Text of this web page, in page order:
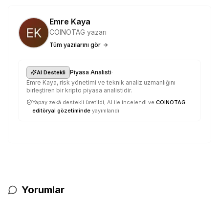
Emre Kaya
COINOTAG yazarı
Tüm yazılarını gör
AI Destekli Piyasa Analisti·
Emre Kaya, risk yönetimi ve teknik analiz uzmanlığını
birleştiren bir kripto piyasa analistidir.
Yapay zekâ destekli üretildi, AI ile incelendi ve COINOTAG
editöryal gözetiminde yayımlandı.
Yorumlar